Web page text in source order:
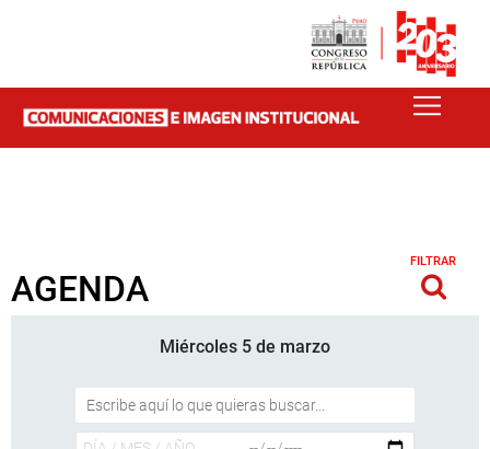
AGENDA
FILTRAR
Miércoles 5 de marzo